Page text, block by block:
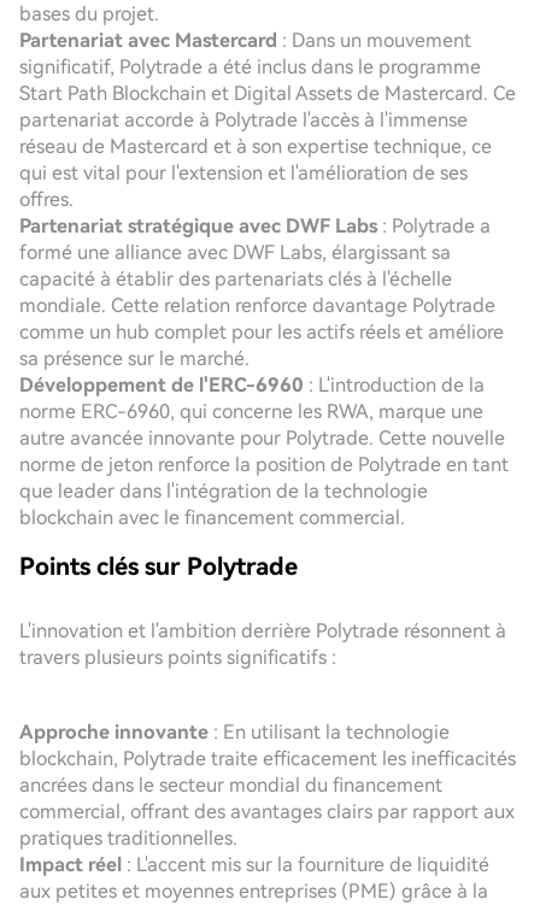
bases du projet.
Partenariat avec Mastercard : Dans un mouvement
significatif, Polytrade a été inclus dans le programme
Start Path Blockchain et Digital Assets de Mastercard. Ce
partenariat accorde à Polytrade l'accès à l'immense
réseau de Mastercard et à son expertise technique, ce
qui est vital pour l'extension et l'amélioration de ses
offres.
Partenariat stratégique avec DWF Labs : Polytrade a
formé une alliance avec DWF Labs, élargissant sa
capacité à établir des partenariats clés à l'échelle
mondiale. Cette relation renforce davantage Polytrade
comme un hub complet pour les actifs réels et améliore
sa présence sur le marché.
Développement de l'ERC-6960 : L'introduction de la
norme ERC-6960, qui concerne les RWA, marque une
autre avancée innovante pour Polytrade. Cette nouvelle
norme de jeton renforce la position de Polytrade en tant
que leader dans l'intégration de la technologie
blockchain avec le financement commercial.
Points clés sur Polytrade
L'innovation et l'ambition derrière Polytrade résonnent à
travers plusieurs points significatifs :
Approche innovante : En utilisant la technologie
blockchain, Polytrade traite efficacement les inefficacités
ancrées dans le secteur mondial du financement
commercial, offrant des avantages clairs par rapport aux
pratiques traditionnelles.
Impact réel : L'accent mis sur la fourniture de liquidité
aux petites et moyennes entreprises (PME) grâce à la